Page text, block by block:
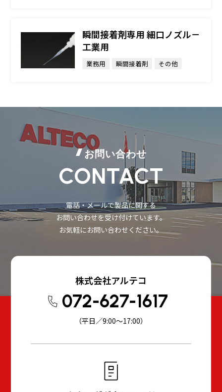
瞬間接着剤専用 細口ノズル－
工業用
業務用 瞬間接着剤 その他
お問い合わせ
CONTACT
電話・メールで製品に関する
お問い合わせを受け付けています。
お気軽にお問い合わせください。
株式会社アルテコ
072-627-1617
（平日／9:00～17:00）